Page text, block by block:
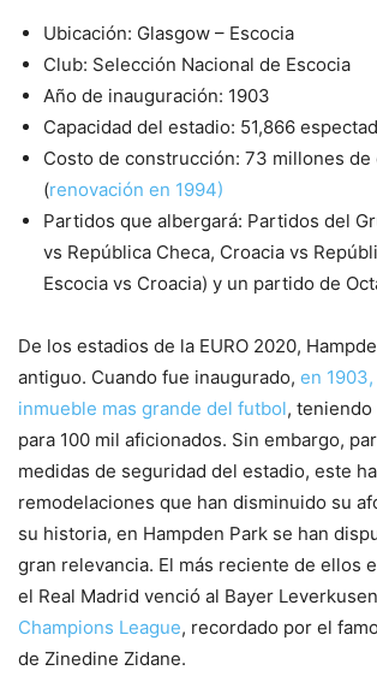
Ubicación: Glasgow – Escocia
Club: Selección Nacional de Escocia
Año de inauguración: 1903
Capacidad del estadio: 51,866
Costo de construcción: 73 millones de
(renovación en 1994)
Partidos que albergará: Partidos del
vs República Checa, Croacia vs
Escocia vs Croacia) y un partido de
De los estadios de la EURO 2020,
antiguo. Cuando fue inaugurado, en
inmueble mas grande del futbol, teniendo
para 100 mil aficionados. Sin embargo,
medidas de seguridad del estadio, este
remodelaciones que han disminuido su
su historia, en Hampden Park se han
gran relevancia. El más reciente de ellos
el Real Madrid venció al Bayer
Champions League, recordado por el
de Zinedine Zidane.